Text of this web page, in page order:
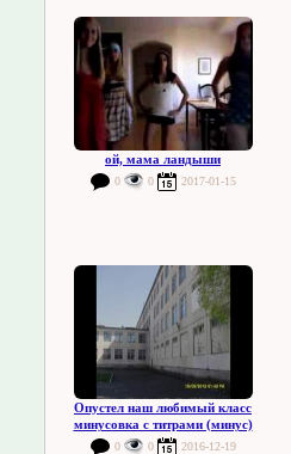
ой, мама ландыши
0 0 2017-01-15
Опустел наш любимый класс
минусовка с титрами (минус)
0 0 2016-12-19